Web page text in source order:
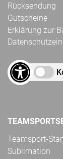
Rücksendung
Gutscheine
Erklärung zur
Teamsport-
Sublimation